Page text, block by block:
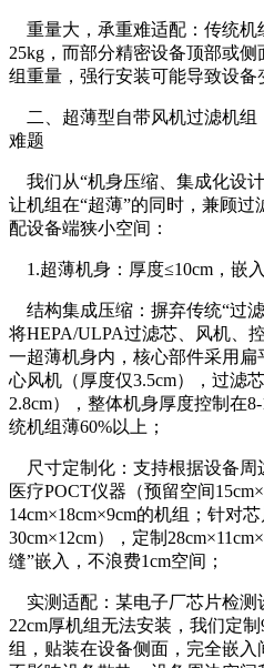
重量大，承重难适配：传统机
25kg，而部分精密设备顶部或
组重量，强行安装可能导致设备
二、超薄型自带风机过滤机组
难题
我们从“机身压缩、集成化设
让机组在“超薄”的同时，兼顾
配设备端狭小空间：
1.超薄机身：厚度≤10cm，嵌
结构集成压缩：摒弃传统“过
将HEPA/ULPA过滤芯、风机、
一超薄机身内，核心部件采用
心风机（厚度仅3.5cm），过滤
2.8cm），整体机身厚度控制在
统机组薄60%以上；
尺寸定制化：支持根据设备周
医疗POCT仪器（预留空间
14cm×18cm×9cm的机组；针对
30cm×12cm），定制
缝”嵌入，不浪费1cm空间；
实测适配：某电子厂芯片检测
22cm厚机组无法安装，我们定
组，贴装在设备侧面，完全嵌入